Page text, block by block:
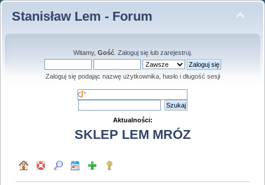
Stanisław Lem - Forum
Witamy, Gość. Zaloguj sięlub zarejestruj.
Zaloguj się podając nazwę użytkownika, hasło i długość sesji
Aktualności:
SKLEP LEM MRÓZ